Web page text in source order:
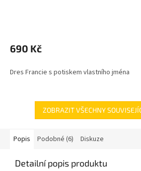
690 Kč
Dres Francie s potiskem vlastního jména
ZOBRAZIT VŠECHNY
Popis Podobné (6) Diskuze
Detailní popis produktu